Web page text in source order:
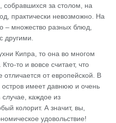
собравшихся за столом, на
практически невозможно. На
– множество разных блюд,
другими.
Кипра, то она во многом
то и вовсе считает, что
отличается от европейской. В
остров имеет давнюю и очень
каждое из
колорит. А значит, вы,
удовольствие!